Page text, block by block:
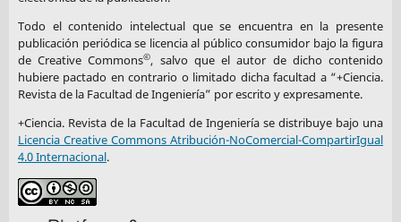
Todo el contenido intelectual que se encuentra en la presente
publicación periódica se licencia al público consumidor bajo la figura
de Creative Commons©, salvo que el autor de dicho contenido
hubiere pactado en contrario o limitado dicha facultad a “+Ciencia.
Revista de la Facultad de Ingeniería” por escrito y expresamente.
+Ciencia. Revista de la Facultad de Ingeniería se distribuye bajo una
Licencia Creative Commons Atribución-NoComercial-CompartirIgual
4.0 Internacional.